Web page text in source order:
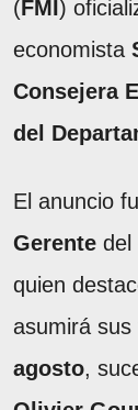
(FMI)
economista
Consejera
del
El anuncio
Gerente del
quien
asumirá sus
agosto,